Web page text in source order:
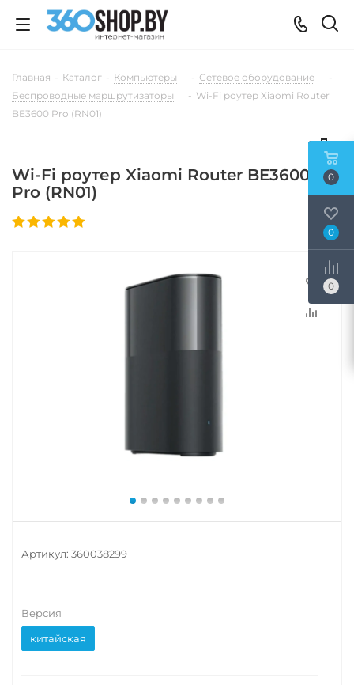
Главная - Каталог - Компьютеры - Сетевое оборудование
-
Беспроводные маршрутизаторы
- Wi-Fi роутер Xiaomi Router
BE3600 Pro (RN01)
Wi-Fi роутер Xiaomi Router BE3600
Pro (RN01)
Артикул: 360038299
Версия
китайская
0
0
0